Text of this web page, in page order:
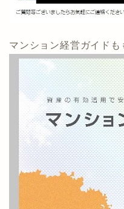
マンション経営ガイドも